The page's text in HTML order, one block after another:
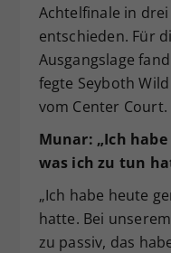
Achtelfinale in
entschieden. Für
Ausgangslage
fegte Seyboth
vom Center Court.
Munar: „Ich
was ich zu tun
„Ich habe heute
hatte. Bei
zu passiv, das